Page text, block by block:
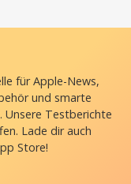
für Apple-News,
und smarte
Unsere Testberichte
Lade dir auch
Store!